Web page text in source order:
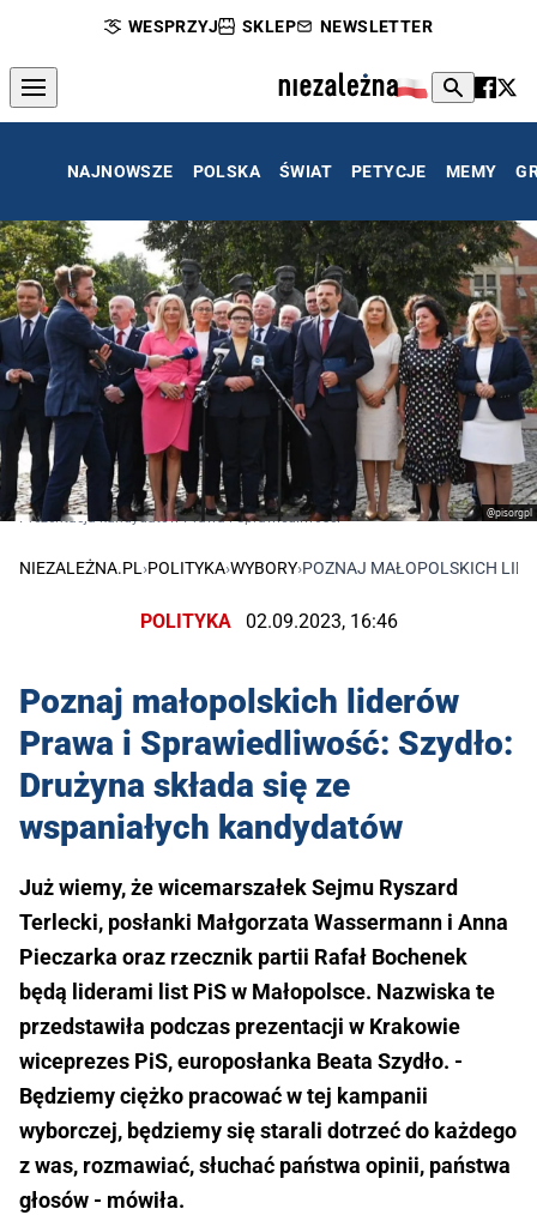
WESPRZYJ SKLEP NEWSLETTER
NAJNOWSZE POLSKA ŚWIAT PETYCJE MEMY
@pisorgpl
Prezentacja kandydatów Prawa i Sprawiedliwości
NIEZALEŻNA.PL ›POLITYKA›WYBORY›POZNAJ MAŁOPOLSKICH
POLITYKA 02.09.2023, 16:46
Poznaj małopolskich liderów
Prawa i Sprawiedliwość: Szydło:
Drużyna składa się ze
wspaniałych kandydatów
Już wiemy, że wicemarszałek Sejmu Ryszard
Terlecki, posłanki Małgorzata Wassermann i Anna
Pieczarka oraz rzecznik partii Rafał Bochenek
będą liderami list PiS w Małopolsce. Nazwiska te
przedstawiła podczas prezentacji w Krakowie
wiceprezes PiS, europosłanka Beata Szydło. -
Będziemy ciężko pracować w tej kampanii
wyborczej, będziemy się starali dotrzeć do każdego
z was, rozmawiać, słuchać państwa opinii, państwa
głosów - mówiła.